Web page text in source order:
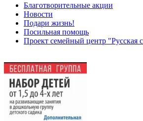
Благотворительные акции
Новости
Подари жизнь!
Посильная помощь
Проект семейный центр "Русская